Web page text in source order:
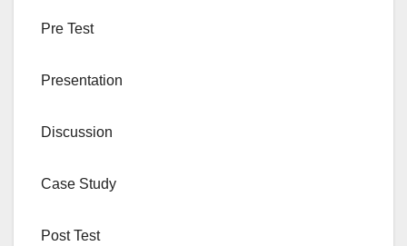
Pre Test
Presentation
Discussion
Case Study
Post Test